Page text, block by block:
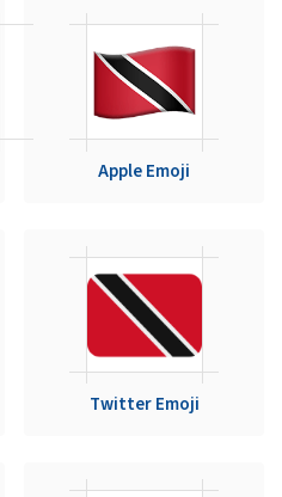
Apple Emoji
Twitter Emoji